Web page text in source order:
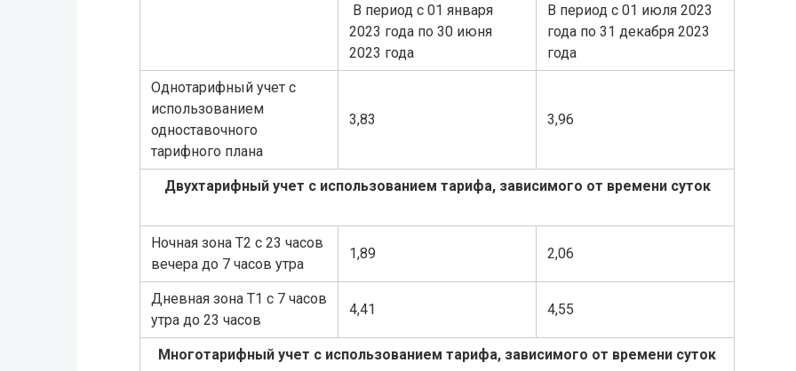
В период с 01 января
2023 года по 30 июня
2023 года
В период с 01 июля 2023
года по 31 декабря 2023
года
Однотарифный учет с
использованием
одноставочного
тарифного плана
3,83 3,96
Двухтарифный учет с использованием тарифа, зависимого от времени суток
Ночная зона Т2 с 23 часов
вечера до 7 часов утра
1,89 2,06
Дневная зона Т1 с 7 часов
утра до 23 часов
4,41 4,55
Многотарифный учет с использованием тарифа, зависимого от времени суток